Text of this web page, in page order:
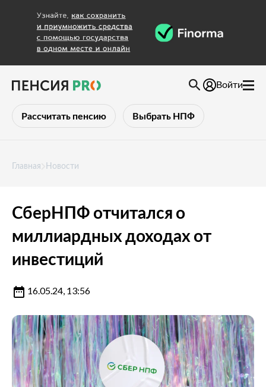
Рассчитать пенсию Выбрать НПФ
Войти
Главная Новости
СберНПФ отчитался о
миллиардных доходах от
инвестиций
16.05.24, 13:56